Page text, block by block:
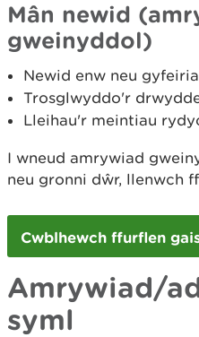
Mân newid
gweinyddol)
Newid enw neu
Trosglwyddo'r
Lleihau'r meintiau
I wneud amrywiad
neu gronni dŵr, llenwch
Cwblhewch ffurflen
Amrywiad/
syml